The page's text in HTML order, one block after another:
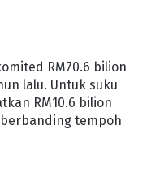
RM70.6 bilion
lalu. Untuk suku
RM10.6 bilion
tempoh